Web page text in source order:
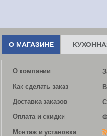
О МАГАЗИНЕ
О компании
Как сделать заказ
Доставка заказов
Оплата и скидки
Монтаж и установка